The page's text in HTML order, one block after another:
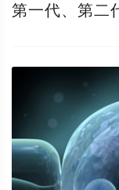
第一代、第二